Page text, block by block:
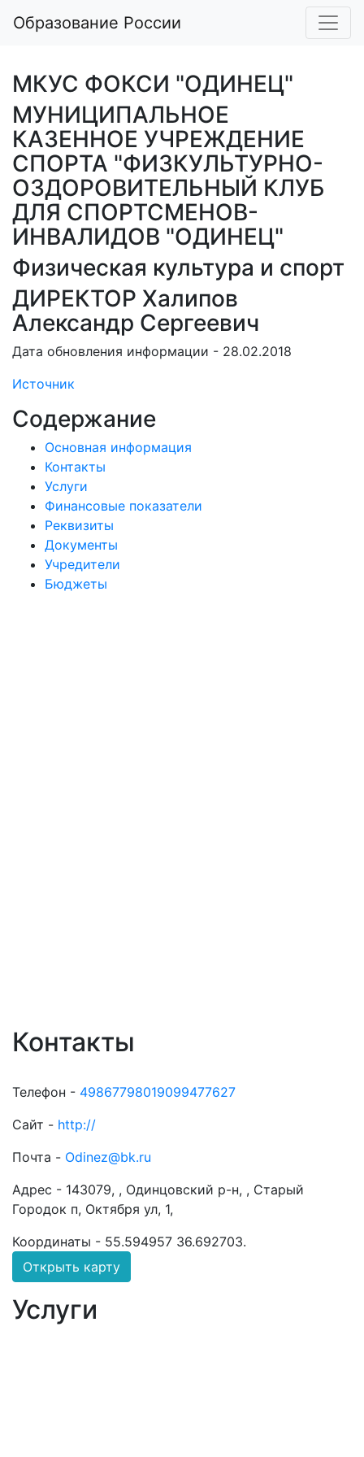
Образование России
МКУС ФОКСИ "ОДИНЕЦ"
МУНИЦИПАЛЬНОЕ
КАЗЕННОЕ УЧРЕЖДЕНИЕ
СПОРТА "ФИЗКУЛЬТУРНО-
ОЗДОРОВИТЕЛЬНЫЙ КЛУБ
ДЛЯ СПОРТСМЕНОВ-
ИНВАЛИДОВ "ОДИНЕЦ"
Физическая культура и спорт
ДИРЕКТОР Халипов
Александр Сергеевич
Дата обновления информации - 28.02.2018
Источник
Содержание
Основная информация
Контакты
Услуги
Финансовые показатели
Реквизиты
Документы
Учредители
Бюджеты
Контакты
Телефон - 49867798019099477627
Сайт - http://
Почта - Odinez@bk.ru
Адрес - 143079, , Одинцовский р-н, , Старый
Городок п, Октября ул, 1,
Координаты - 55.594957 36.692703.
Открыть карту
Услуги